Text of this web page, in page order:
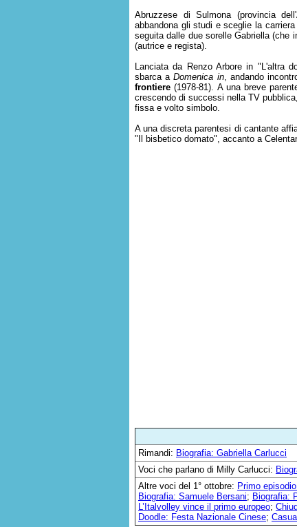
Abruzzese di Sulmona (provincia
abbandona gli studi e sceglie la
seguita dalle due sorelle Gabriella (che
(autrice e regista).
Lanciata da Renzo Arbore in "L'altra
sbarca aDomenica in, andando
frontiere (1978-81). A una breve
crescendo di successi nella TV
fissa e volto simbolo.
A una discreta parentesi di cantante
"Il bisbetico domato", accanto a
Rimandi: Biografia: Gabriella Carlucci
Voci che parlano di Milly Carlucci:
Altre voci del 1° ottobre: Primo
Biografia: Samuele Bersani; Biografia:
L’Italvolley vince il primo europeo;
Doodle: Festa Nazionale Cinese;